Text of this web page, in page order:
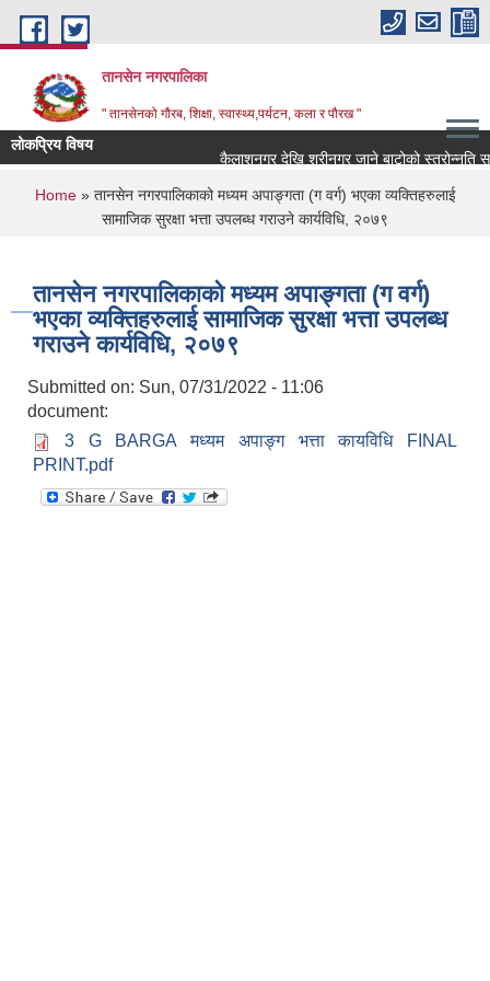
Skip to main content
तानसेन नगरपालिका
" तानसेनको गौरब, शिक्षा, स्वास्थ्य,पर्यटन, कला र पौरख "
लोकप्रिय विषय
You are here
Home» तानसेन नगरपालिकाको मध्यम अपाङ्गता (ग वर्ग) भएका व्यक्तिहरुलाई
सामाजिक सुरक्षा भत्ता उपलब्ध गराउने कार्यविधि, २०७९
तानसेन नगरपालिकाको मध्यम अपाङ्गता (ग वर्ग)
भएका व्यक्तिहरुलाई सामाजिक सुरक्षा भत्ता उपलब्ध
गराउने कार्यविधि, २०७९
Submitted on: Sun, 07/31/2022 - 11:06
document:
3 G BARGA मध्यम अपाङ्ग भत्ता कायविधि FINAL
PRINT.pdf